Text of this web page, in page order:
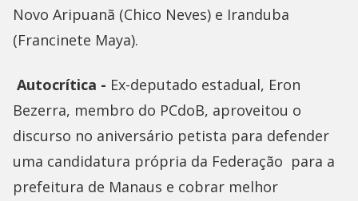
Novo Aripuanã (Chico Neves) e Iranduba
(Francinete Maya).
Autocrítica - Ex-deputado estadual, Eron
Bezerra, membro do PCdoB, aproveitou o
discurso no aniversário petista para defender
uma candidatura própria da Federação para a
prefeitura de Manaus e cobrar melhor